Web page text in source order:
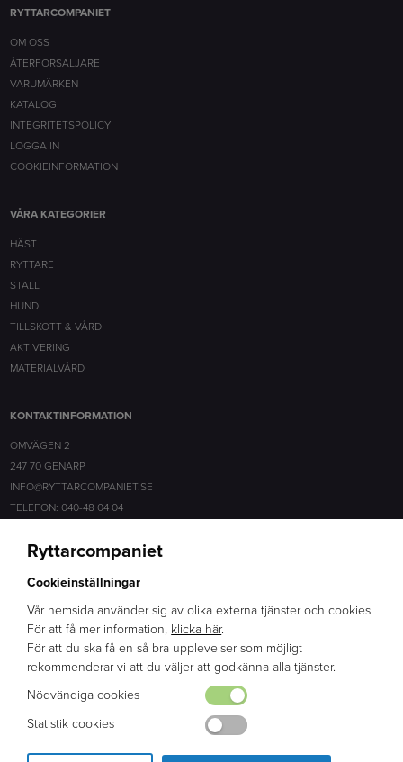
RYTTARCOMPANIET
OM OSS
ÅTERFÖRSÄLJARE
VARUMÄRKEN
KATALOG
INTEGRITETSPOLICY
LOGGA IN
COOKIEINFORMATION
VÅRA KATEGORIER
HÄST
RYTTARE
STALL
HUND
TILLSKOTT & VÅRD
AKTIVERING
MATERIALVÅRD
KONTAKTINFORMATION
OMVÄGEN 2
247 70 GENARP
INFO@RYTTARCOMPANIET.SE
TELEFON: 040-48 04 04
SOCIALA MEDIER
FACEBOOK
INSTAGRAM
ERFARENHET
Ryttarcompaniet
Cookieinställningar
Vår hemsida använder sig av olika externa tjänster och cookies.
För att få mer information, klicka här.
För att du ska få en så bra upplevelser som möjligt
rekommenderar vi att du väljer att godkänna alla tjänster.
Nödvändiga cookies
Statistik cookies